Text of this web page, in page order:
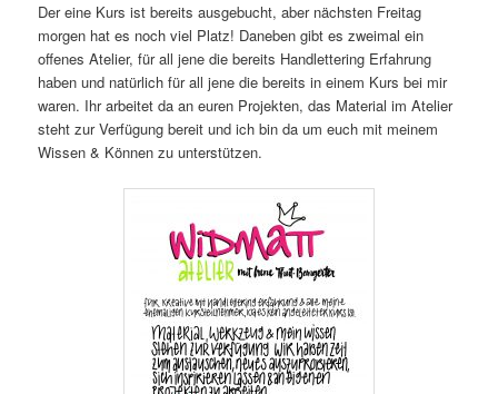
Der eine Kurs ist bereits ausgebucht, aber nächsten Freitag
morgen hat es noch viel Platz! Daneben gibt es zweimal ein
offenes Atelier, für all jene die bereits Handlettering Erfahrung
haben und natürlich für all jene die bereits in einem Kurs bei mir
waren. Ihr arbeitet da an euren Projekten, das Material im Atelier
steht zur Verfügung bereit und ich bin da um euch mit meinem
Wissen & Können zu unterstützen.